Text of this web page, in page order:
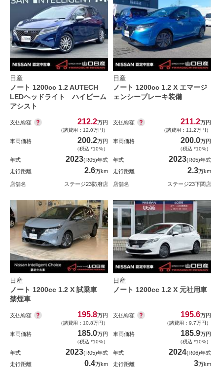
日産
ノート 1200cc 1.2 AUTECH
LEDヘッドライト ハイビーム
アシスト
支払総額 212.2万円
（諸費用：12.0万円）
車両価格 200.2万円
（税込 *10%）
年式 2023(R05)年式
走行距離
2.6万km
店舗名 ステージ23防府店
日産
ノート 1200cc 1.2 X エマージ
ェンシーブレーキ装備
支払総額 211.2万円
（諸費用：11.2万円）
車両価格 200.0万円
（税込 *10%）
年式 2023(R05)年式
走行距離
2.3万km
店舗名 ステージ23下関店
日産
ノート 1200cc 1.2 X 試乗車
禁煙車
支払総額 195.8万円
（諸費用：10.8万円）
車両価格 185.0万円
（税込 *10%）
年式 2023(R05)年式
走行距離
0.4万km
日産
ノート 1200cc 1.2 X 元社用車
支払総額 195.6万円
（諸費用：9.7万円）
車両価格 185.9万円
（税込 *10%）
年式 2024(R06)年式
走行距離
3万km